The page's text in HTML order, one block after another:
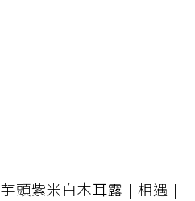
芋頭紫米白木耳露 | 相遇 |